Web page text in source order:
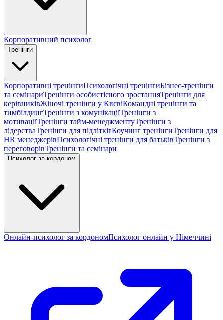
Корпоративний психолог
Тренінги
Корпоративні тренінгиПсихологічні тренінгиБізнес-тренінги
та семінариТренінги особистісного зростанняТренінги для
керівниківЖіночі тренінги у КиєвіКомандні тренінги та
тимбілдингТренінги з комунікаціїТренінги з
мотиваціїТренінги тайм-менеджментуТренінги з
лідерстваТренінги для підлітківКоучинг тренінгиТренінги для
HR менеджерівПсихологічні тренінги для батьківТренінги з
переговорівТренінги та семінари
Психолог за кордоном
Онлайн-психолог за кордономПсихолог онлайн у Німеччині